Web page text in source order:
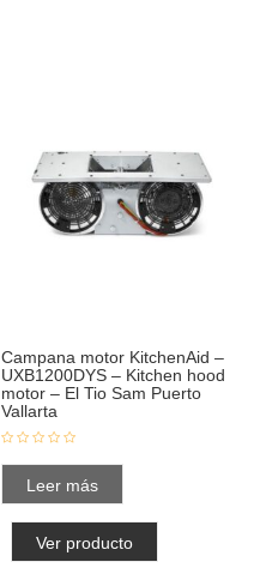
Campana motor KitchenAid –
UXB1200DYS – Kitchen hood
motor – El Tio Sam Puerto
Vallarta
Leer más
Ver producto